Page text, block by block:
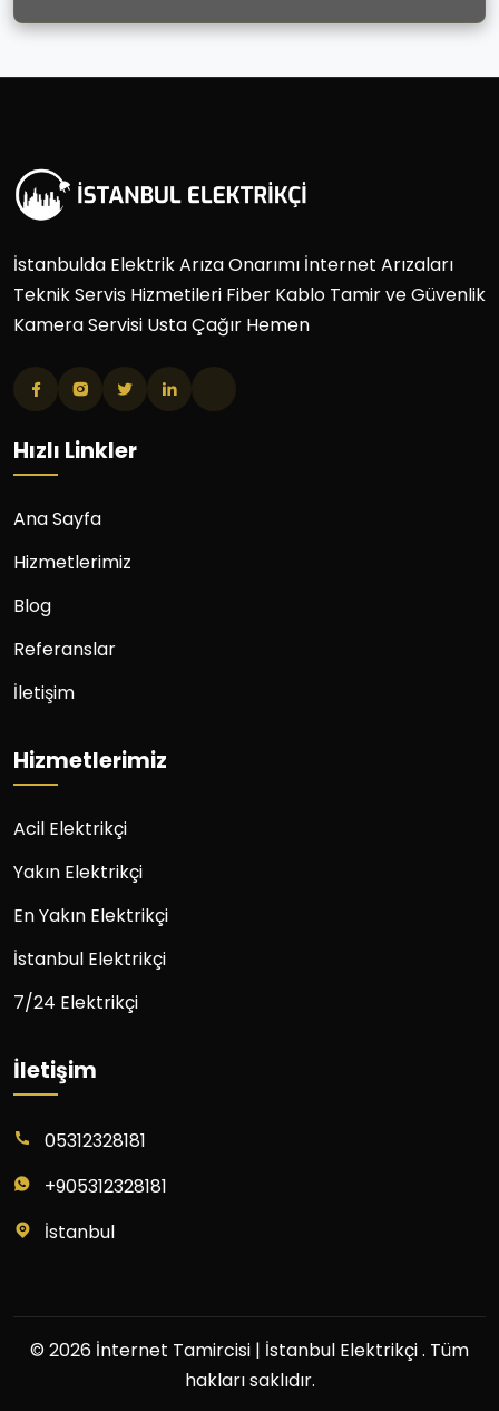
İstanbulda Elektrik Arıza Onarımı İnternet Arızaları
Teknik Servis Hizmetileri Fiber Kablo Tamir ve Güvenlik
Kamera Servisi Usta Çağır Hemen
Hızlı Linkler
Ana Sayfa
Hizmetlerimiz
Blog
Referanslar
İletişim
Hizmetlerimiz
Acil Elektrikçi
Yakın Elektrikçi
En Yakın Elektrikçi
İstanbul Elektrikçi
7/24 Elektrikçi
İletişim
05312328181
+905312328181
İstanbul
© 2026 İnternet Tamircisi | İstanbul Elektrikçi . Tüm
hakları saklıdır.